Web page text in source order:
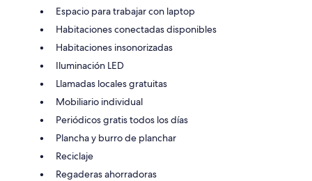
Espacio para trabajar con laptop
Habitaciones conectadas disponibles
Habitaciones insonorizadas
Iluminación LED
Llamadas locales gratuitas
Mobiliario individual
Periódicos gratis todos los días
Plancha y burro de planchar
Reciclaje
Regaderas ahorradoras